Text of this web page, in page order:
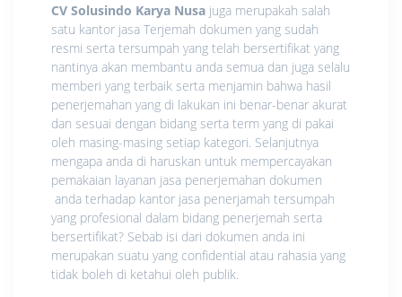
CV Solusindo Karya Nusa juga merupakah salah
satu kantor jasa Terjemah dokumen yang sudah
resmi serta tersumpah yang telah bersertifikat yang
nantinya akan membantu anda semua dan juga selalu
memberi yang terbaik serta menjamin bahwa hasil
penerjemahan yang di lakukan ini benar-benar akurat
dan sesuai dengan bidang serta term yang di pakai
oleh masing-masing setiap kategori. Selanjutnya
mengapa anda di haruskan untuk mempercayakan
pemakaian layanan jasa penerjemahan dokumen
anda terhadap kantor jasa penerjamah tersumpah
yang profesional dalam bidang penerjemah serta
bersertifikat? Sebab isi dari dokumen anda ini
merupakan suatu yang confidential atau rahasia yang
tidak boleh di ketahui oleh publik.